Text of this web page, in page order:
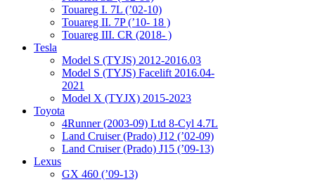
Touareg I. 7L (’02-10)
Touareg II. 7P (’10- 18 )
Touareg III. CR (2018- )
Tesla
Model S (TYJS) 2012-2016.03
Model S (TYJS) Facelift 2016.04-
2021
Model X (TYJX) 2015-2023
Toyota
4Runner (2003-09) Ltd 8-Cyl 4.7L
Land Cruiser (Prado) J12 (’02-09)
Land Cruiser (Prado) J15 (’09-13)
Lexus
GX 460 (’09-13)